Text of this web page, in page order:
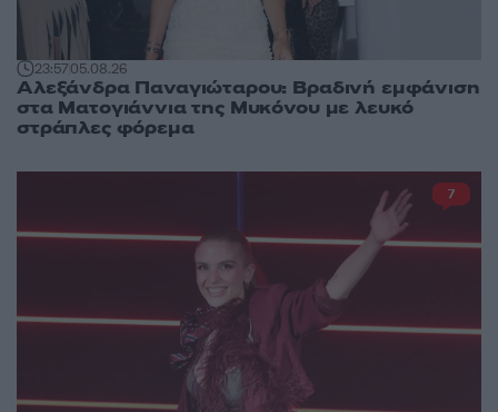
23:5705.08.26
Αλεξάνδρα Παναγιώταρου: Βραδινή εμφάνιση
στα Ματογιάννια της Μυκόνου με λευκό
στράπλες φόρεμα
7